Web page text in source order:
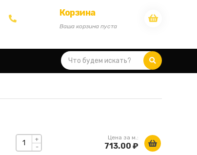
Корзина
Ваша корзина пуста
-
+ Цена за м.:
713.00 ₽